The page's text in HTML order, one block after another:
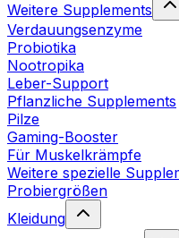
Weitere Supplements
Verdauungsenzyme
Probiotika
Nootropika
Leber-Support
Pflanzliche Supplements
Pilze
Gaming-Booster
Für Muskelkrämpfe
Weitere spezielle
Probiergrößen
Kleidung